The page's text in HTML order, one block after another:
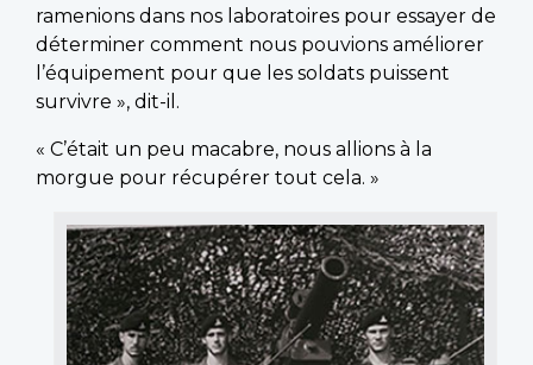
ramenions dans nos laboratoires pour essayer de
déterminer comment nous pouvions améliorer
l’équipement pour que les soldats puissent
survivre », dit-il.
« C’était un peu macabre, nous allions à la
morgue pour récupérer tout cela. »